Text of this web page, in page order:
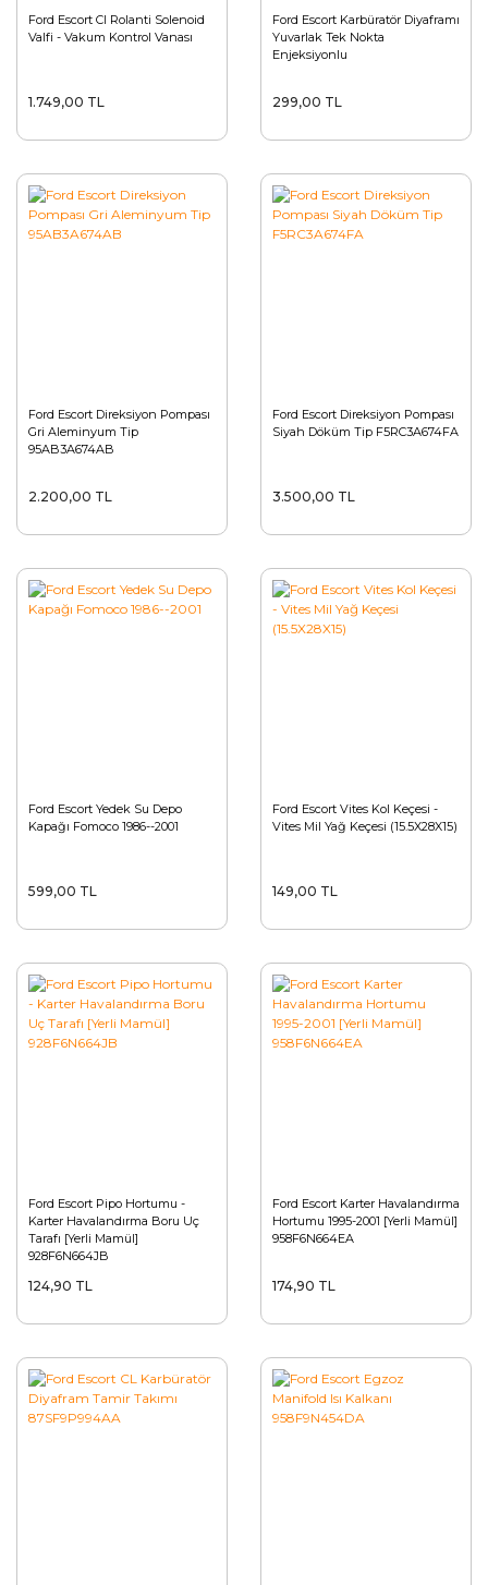
Ford Escort Cl Rolanti Solenoid
Valfi - Vakum Kontrol Vanası
1.749,00 TL
Ford Escort Karbüratör Diyaframı
Yuvarlak Tek Nokta
Enjeksiyonlu
299,00 TL
Ford Escort Direksiyon Pompası
Gri Aleminyum Tip
95AB3A674AB
2.200,00 TL
Ford Escort Direksiyon Pompası
Siyah Döküm Tip F5RC3A674FA
3.500,00 TL
Ford Escort Yedek Su Depo
Kapağı Fomoco 1986--2001
599,00 TL
Ford Escort Vites Kol Keçesi -
Vites Mil Yağ Keçesi (15.5X28X15)
149,00 TL
Ford Escort Pipo Hortumu -
Karter Havalandırma Boru Uç
Tarafı [Yerli Mamül]
928F6N664JB
124,90 TL
Ford Escort Karter Havalandırma
Hortumu 1995-2001 [Yerli Mamül]
958F6N664EA
174,90 TL